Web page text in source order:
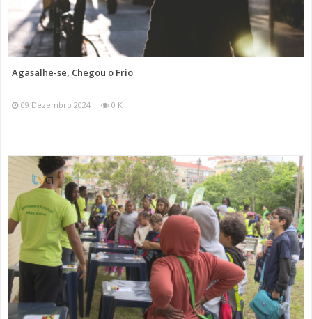
Agasalhe-se, Chegou o Frio
09 Dezembro 2024 0 K